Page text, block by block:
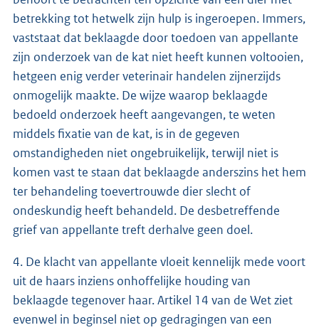
betrekking tot hetwelk zijn hulp is ingeroepen. Immers,
vaststaat dat beklaagde door toedoen van appellante
zijn onderzoek van de kat niet heeft kunnen voltooien,
hetgeen enig verder veterinair handelen zijnerzijds
onmogelijk maakte. De wijze waarop beklaagde
bedoeld onderzoek heeft aangevangen, te weten
middels fixatie van de kat, is in de gegeven
omstandigheden niet ongebruikelijk, terwijl niet is
komen vast te staan dat beklaagde anderszins het hem
ter behandeling toevertrouwde dier slecht of
ondeskundig heeft behandeld. De desbetreffende
grief van appellante treft derhalve geen doel.
4. De klacht van appellante vloeit kennelijk mede voort
uit de haars inziens onhoffelijke houding van
beklaagde tegenover haar. Artikel 14 van de Wet ziet
evenwel in beginsel niet op gedragingen van een